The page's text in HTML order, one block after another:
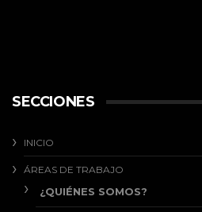
SECCIONES
INICIO
ÁREAS DE TRABAJO
¿QUIÉNES SOMOS?